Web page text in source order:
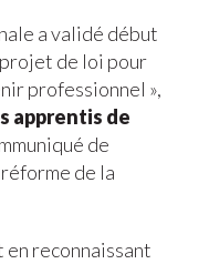
a validé début
de loi pour
professionnel »,
apprentis de
de
de la
en reconnaissant